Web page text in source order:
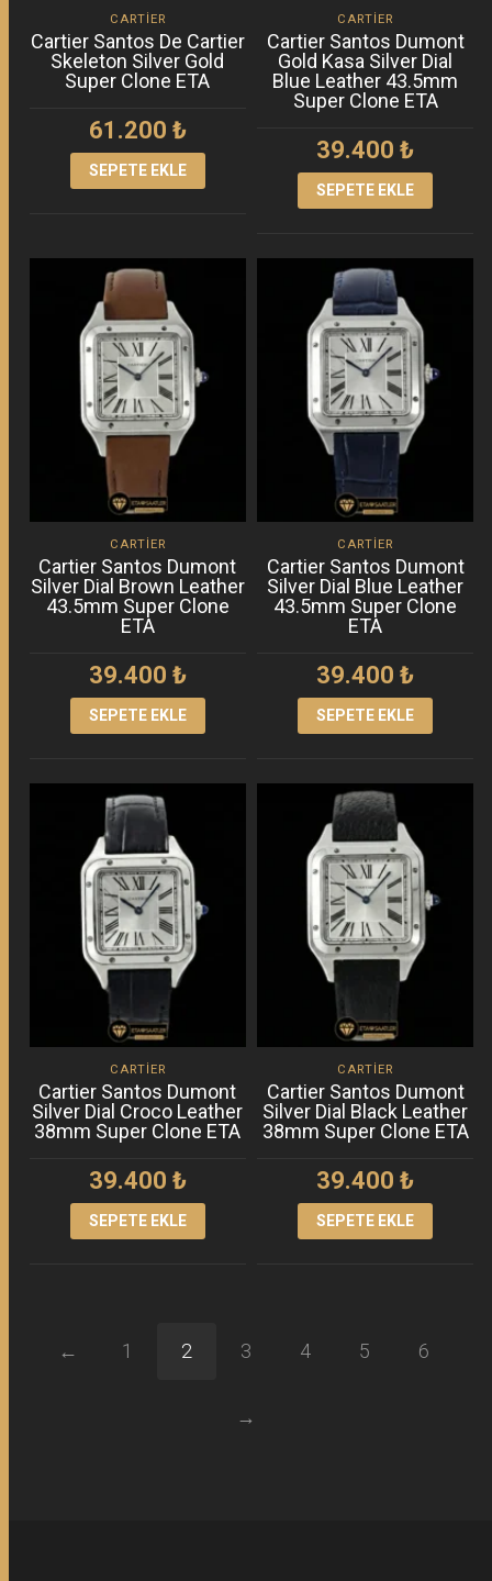
CARTIER
Cartier Santos De Cartier
Skeleton Silver Gold
Super Clone ETA
61.200 ₺
SEPETE EKLE
CARTIER
Cartier Santos Dumont
Gold Kasa Silver Dial
Blue Leather 43.5mm
Super Clone ETA
39.400₺
SEPETE EKLE
CARTIER
Cartier Santos Dumont
Silver Dial Brown Leather
43.5mm Super Clone
ETA
39.400 ₺
SEPETE EKLE
CARTIER
Cartier Santos Dumont
Silver Dial Blue Leather
43.5mm Super Clone
ETA
39.400₺
SEPETE EKLE
CARTIER
Cartier Santos Dumont
Silver Dial Croco Leather
38mm Super Clone ETA
39.400 ₺
SEPETE EKLE
CARTIER
Cartier Santos Dumont
Silver Dial Black Leather
38mm Super Clone ETA
39.400₺
SEPETE EKLE
← 1 2 3 4 5 6
→